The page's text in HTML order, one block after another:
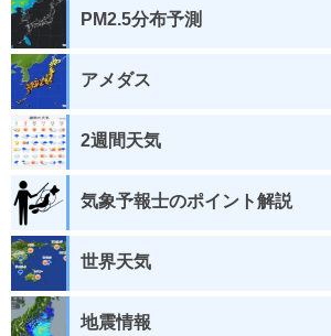
PM2.5分布予測
アメダス
2週間天気
気象予報士のポイント解説
世界天気
地震情報